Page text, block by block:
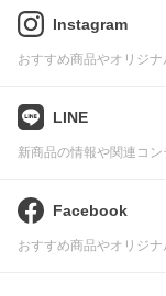
Instagram
おすすめ商品やオリジ
LINE
新商品の情報や関連コ
Facebook
おすすめ商品やオリジ